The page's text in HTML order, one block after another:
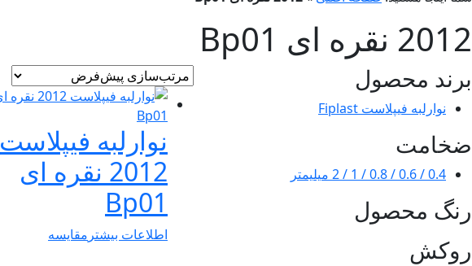
2012 نقره ای Bp01
برند محصول
نوارلبه فیپلاست Fiplast
ضخامت
0.4 / 0.6 / 0.8 / 1 / 2 میلیمتر
رنگ محصول
روکش
نوارلبه فیپلاست
2012 نقره ای
Bp01
اطلاعات بیشتر مقایسه